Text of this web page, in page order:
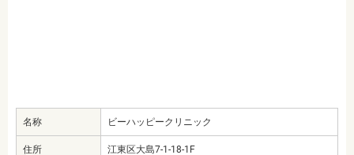
名称 ビーハッピークリニック
住所 江東区大島7-1-18-1F